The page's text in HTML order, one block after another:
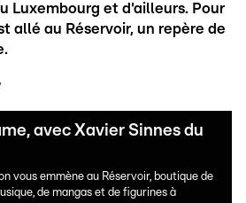
Luxembourg et d'ailleurs. Pour
allé au Réservoir, un repère de
avec Xavier Sinnes du
vous emmène au Réservoir, boutique de
de mangas et de figurines à